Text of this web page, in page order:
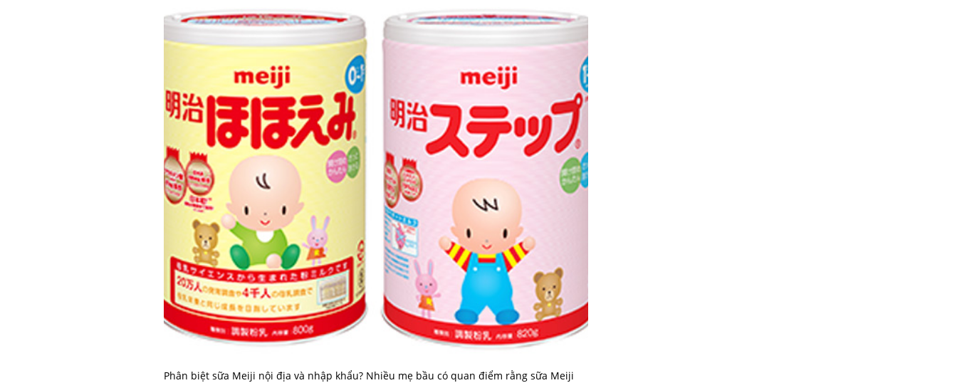
Phân biệt sữa Meiji nội địa và nhập khẩu? Nhiều mẹ bầu có quan điểm rằng sữa Meiji